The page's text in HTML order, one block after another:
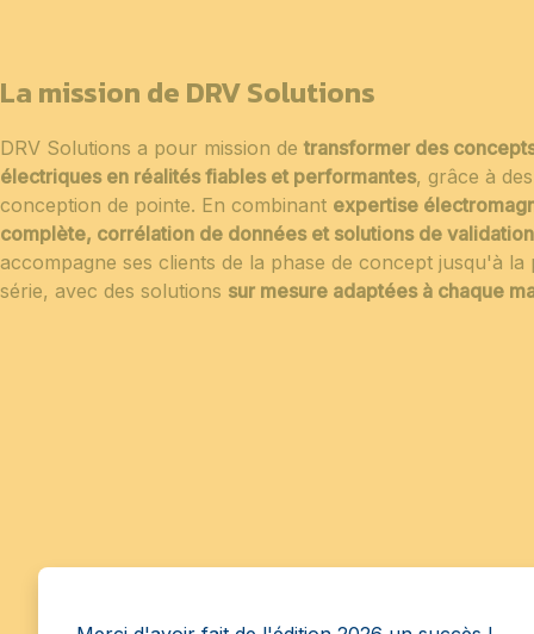
La mission de DRV Solutions
DRV Solutions a pour mission detransformer des
électriques en réalités fiables et performantes, grâce à
conception de pointe. En combinant expertise
complète, corrélation de données et solutions de
accompagne ses clients de la phase de concept jusqu'à
série, avec des solutions sur mesure adaptées à chaque